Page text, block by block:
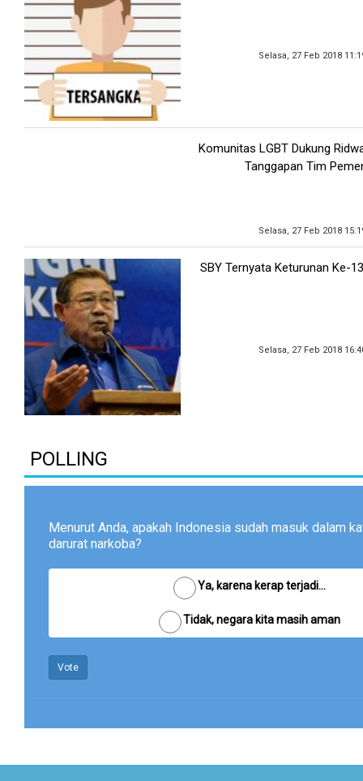
Selasa, 27 Feb 2018
Komunitas LGBT Dukung
Tanggapan Tim
Selasa, 27 Feb 2018
SBY Ternyata Keturunan Ke-
Selasa, 27 Feb 2018
POLLING
Menurut Anda, apakah Indonesia sudah masuk dalam
darurat narkoba?
Ya, karena kerap terjadi...
Tidak, negara kita masih aman
Vote